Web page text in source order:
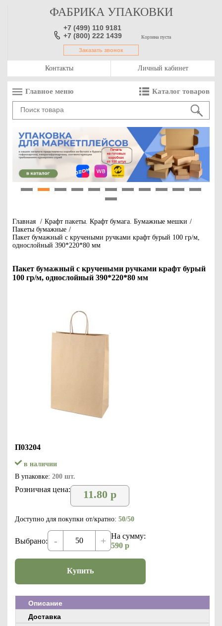
ФАБРИКА УПАКОВКИ
+7 (499) 110 9181
+7 (800) 222 1439
Заказать звонок
Корзина пуста
Контакты Личный кабинет
Главное меню Каталог товаров
Главная / Крафт пакеты. Крафт бумага. Бумажные мешки /
Пакеты бумажные /
Пакет бумажный с кручеными ручками крафт бурый 100 гр/м,
однослойный 390*220*80 мм
Пакет бумажный с кручеными ручками крафт бурый
100 гр/м, однослойный 390*220*80 мм
П03204
в наличии
В упаковке: 200 шт.
Розничная цена: 11.80 р
Доступно для покупки от/кратно: 50/50
Выбрано: - +
На сумму:
590 р
Купить
Описание
Доставка